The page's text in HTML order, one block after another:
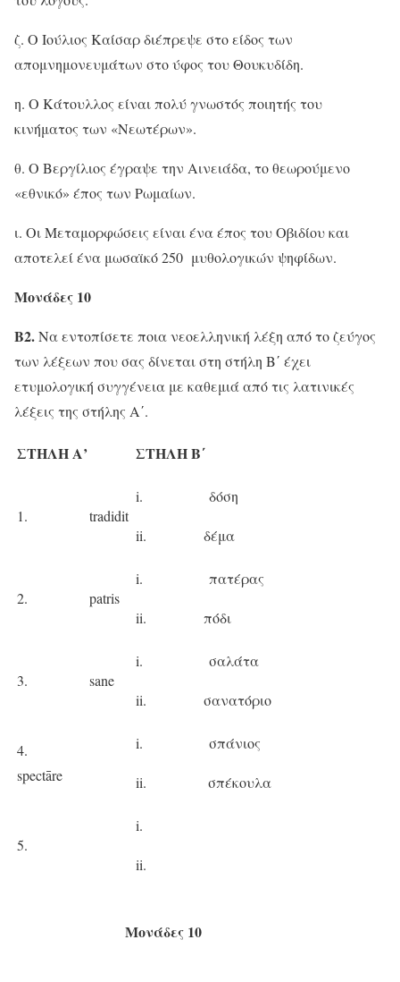
ζ. Ο Ιούλιος Καίσαρ διέπρεψε στο είδος των
απομνημονευμάτων στο ύφος του Θουκυδίδη.
η. Ο Κάτουλλος είναι πολύ γνωστός ποιητής του
κινήματος των «Νεωτέρων».
θ. Ο Βεργίλιος έγραψε την Αινειάδα, το θεωρούμενο
«εθνικό» έπος των Ρωμαίων.
ι. Οι Μεταμορφώσεις είναι ένα έπος του Οβιδίου και
αποτελεί ένα μωσαϊκό 250 μυθολογικών ψηφίδων.
Μονάδες 10
Β2.Να εντοπίσετε ποια νεοελληνική λέξη από το ζεύγος
των λέξεων που σας δίνεται στη στήλη Β΄ έχει
ετυμολογική συγγένεια με καθεμιά από τις λατινικές
λέξεις της στήλης Α΄.
ΣΤΗΛΗ Α’ ΣΤΗΛΗ Β΄
1. tradidit
i. δόση
ii. δέμα
2. patris
i. πατέρας
ii. πόδι
3. sane
i. σαλάτα
ii. σανατόριο
4.
spectāre
i. σπάνιος
ii. σπέκουλα
5.
i.
ii.
Μονάδες 10